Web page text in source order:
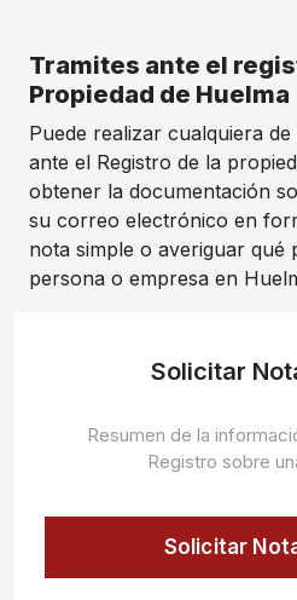
Tramites ante el
Propiedad de Huelma
Puede realizar cualquiera
ante el Registro de la
obtener la documentación
su correo electrónico en
nota simple o averiguar qué
persona o empresa en
Solicitar
Resumen de la
Registro sobre
Solicitar